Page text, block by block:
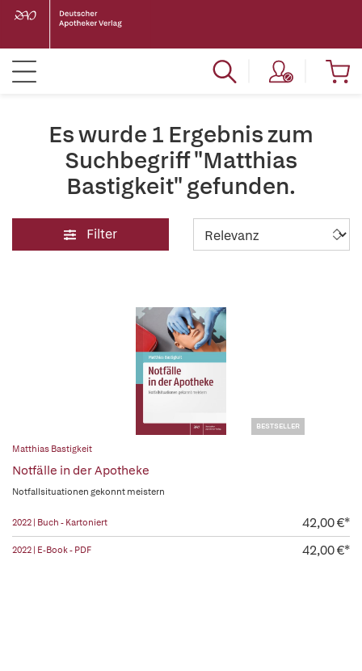
Es wurde 1 Ergebnis zum
Suchbegriff "Matthias
Bastigkeit" gefunden.
Filter
BESTSELLER
Matthias Bastigkeit
Notfälle in der Apotheke
Notfallsituationen gekonnt meistern
2022 | Buch - Kartoniert 42,00 €*
2022 | E-Book - PDF 42,00 €*